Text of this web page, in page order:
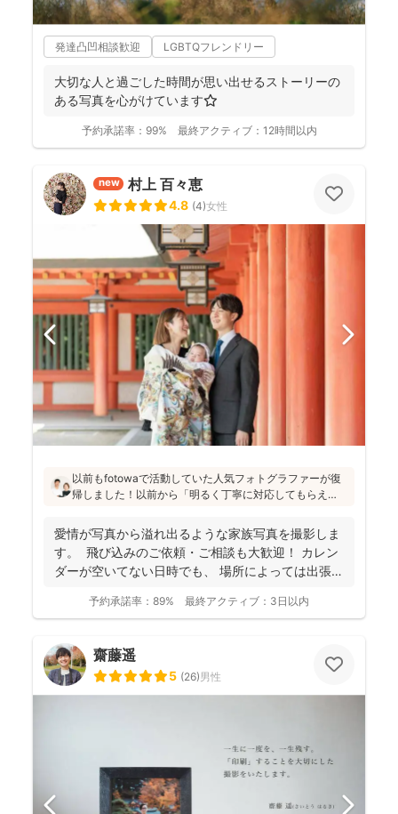
発達凸凹相談歓迎 LGBTQフレンドリー
大切な人と過ごした時間が思い出せるストーリーの
ある写真を心がけています⭐️
予約承諾率： 99% 最終アクティブ： 12時間以内
new 村上 百々恵
4.8 (4)女性
以前もfotowaで活動していた人気フォトグラファーが復
帰しました！以前から「明るく丁寧に対応してもらえ
と好評です♪特にニューボーンフォトは様々な研修を受講
し、クオリティ高いお写真をお届けされています(^^)
愛情が写真から溢れ出るような家族写真を撮影しま
す。 飛び込みのご依頼・ご相談も大歓迎！ カレン
ダーが空いてない日時でも、 場所によっては出張で
予約承諾率： 89% 最終アクティブ： 3日以内
齋藤遥
5 (26)男性